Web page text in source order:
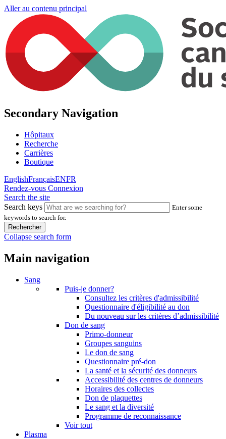
Aller au contenu principal
Secondary Navigation
Hôpitaux
Recherche
Carrières
Boutique
EnglishFrançaisENFR
Rendez-vous Connexion
Search the site
Search keys
Enter some
keywords to search for.
Collapse search form
Main navigation
Sang
Puis-je donner?
Consultez les critères d'admissibilité
Questionnaire d'éligibilité au don
Du nouveau sur les critères d’admissibilité
Don de sang
Primo-donneur
Groupes sanguins
Le don de sang
Questionnaire pré-don
La santé et la sécurité des donneurs
Accessibilité des centres de donneurs
Horaires des collectes
Don de plaquettes
Le sang et la diversité
Programme de reconnaissance
Voir tout
Plasma